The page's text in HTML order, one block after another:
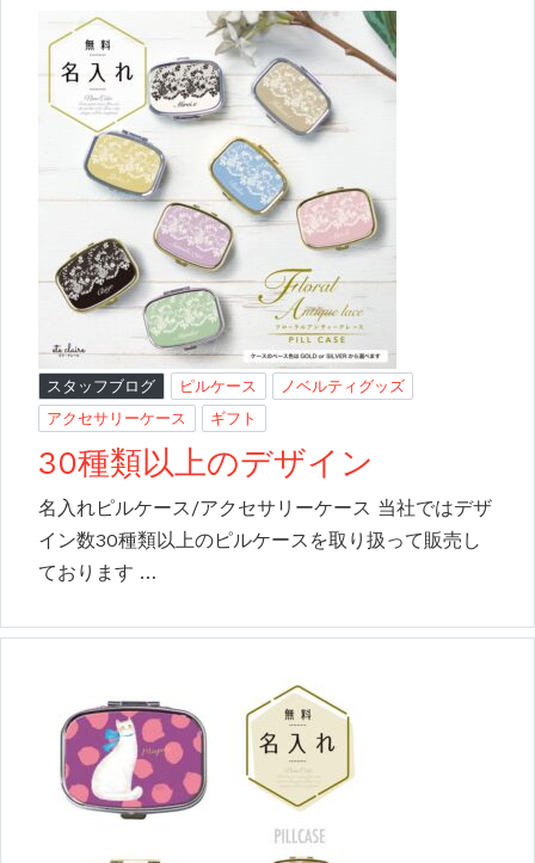
スタッフブログ ピルケース
ノベルティグッズ
アクセサリーケース
ギフト
30種類以上のデザイン
名入れピルケース/アクセサリーケース 当社ではデザ
イン数30種類以上のピルケースを取り扱って販売し
ております …